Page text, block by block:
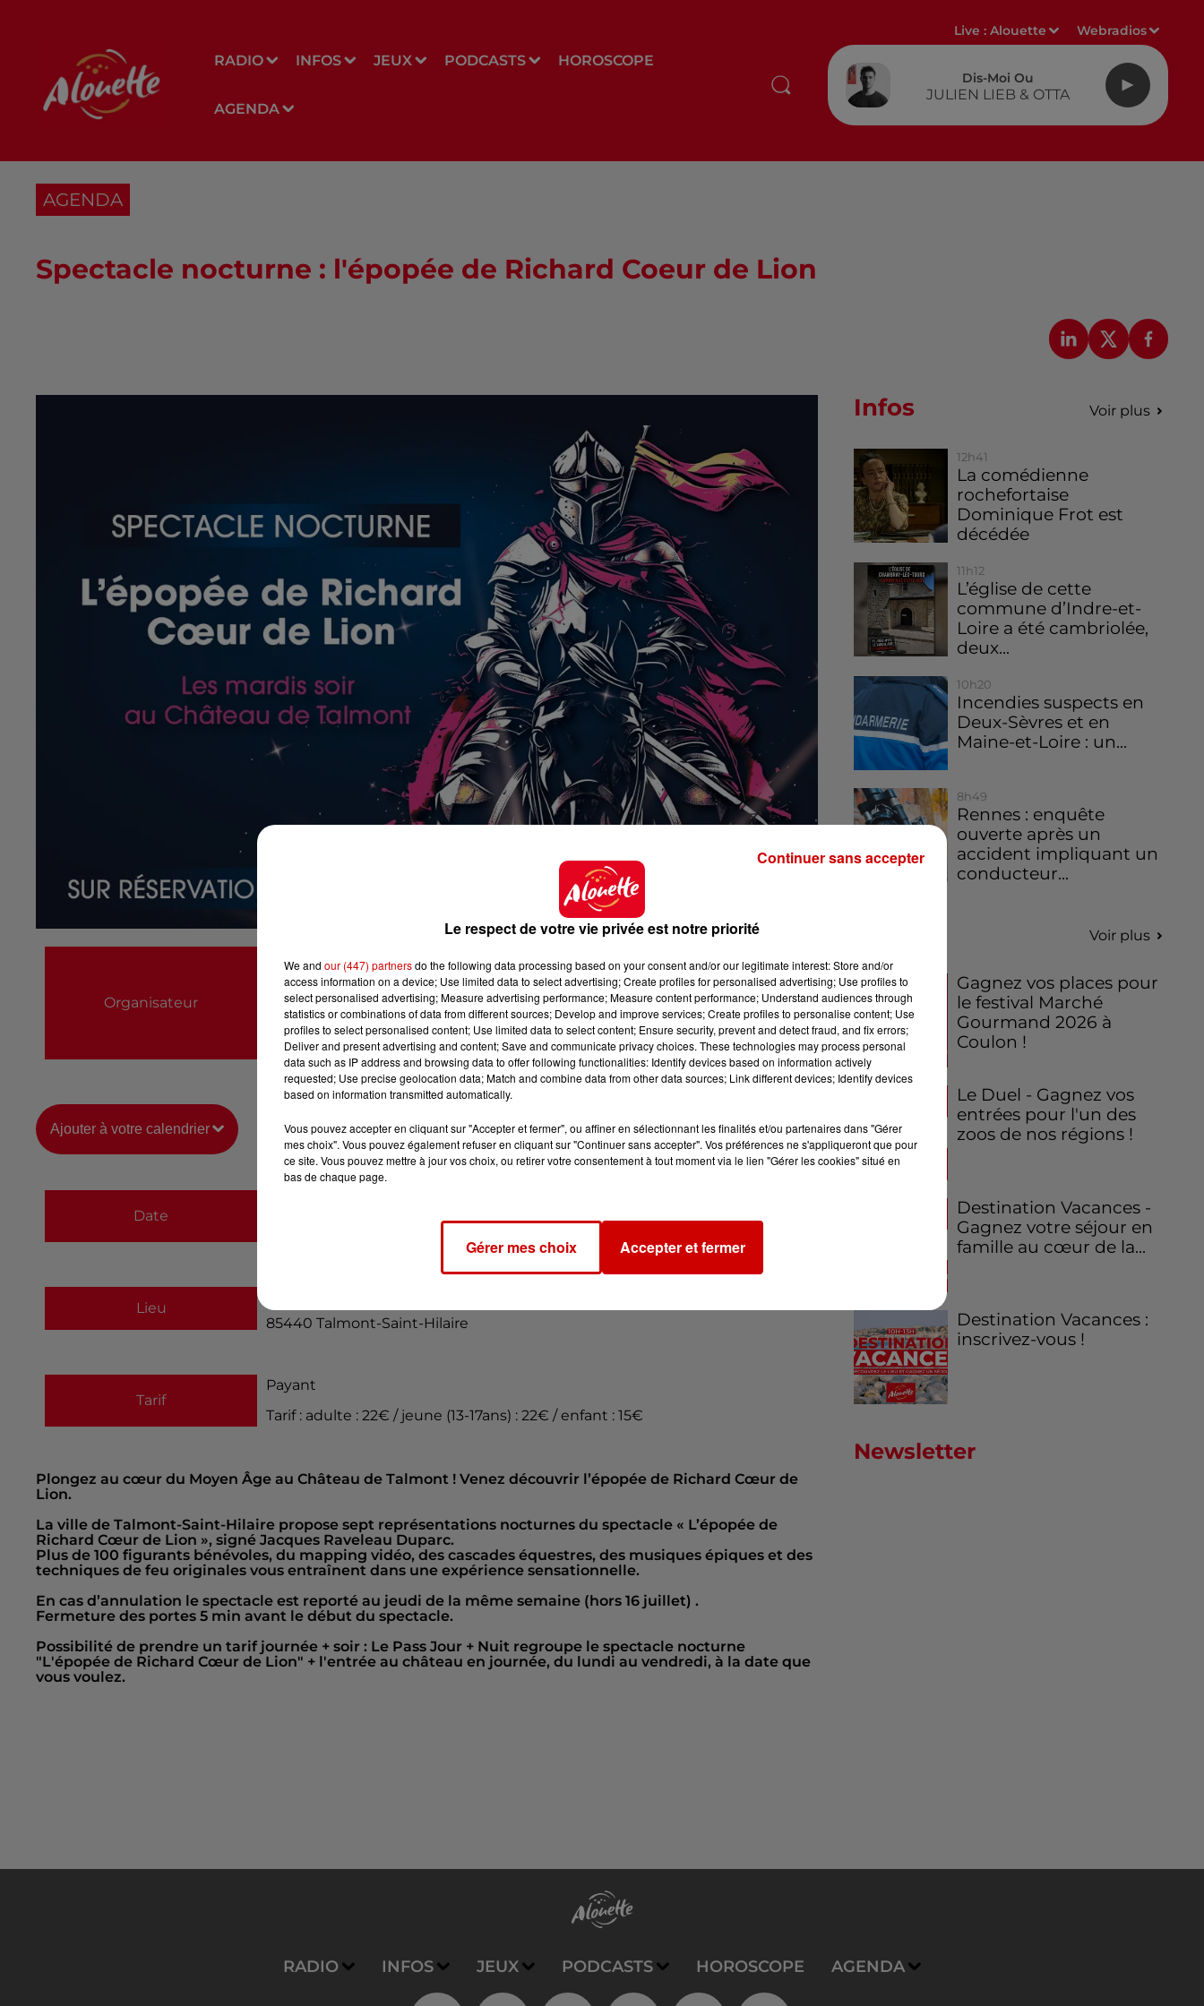
RADIO INFOS JEUX PODCASTS HOROSCOPE
AGENDA
Live :Alouette Webradios
Dis-Moi Ou
JULIEN LIEB & OTTA
AGENDA
Spectacle nocturne : l'épopée de Richard Coeur de Lion
Organisateur
0251902743
chateau@talmontsainthilaire.fr
https://web.digitick.com/ext/billetterie5/?site=chateautalmont
Ajouter à votre calendrier
Date
Lieu
85440 Talmont-Saint-Hilaire
Tarif
Payant
Tarif : adulte : 22€ / jeune (13-17ans) : 22€ / enfant : 15€
Plongez au cœur du Moyen Âge au Château de Talmont ! Venez découvrir l’épopée de Richard Cœur de
Lion.
La ville de Talmont-Saint-Hilaire propose sept représentations nocturnes du spectacle « L’épopée de
Richard Cœur de Lion », signé Jacques Raveleau Duparc.
Plus de 100 figurants bénévoles, du mapping vidéo, des cascades équestres, des musiques épiques et des
techniques de feu originales vous entraînent dans une expérience sensationnelle.
En cas d’annulation le spectacle est reporté au jeudi de la même semaine (hors 16 juillet) .
Fermeture des portes 5 min avant le début du spectacle.
Possibilité de prendre un tarif journée + soir : Le Pass Jour + Nuit regroupe le spectacle nocturne
"L'épopée de Richard Cœur de Lion" + l'entrée au château en journée, du lundi au vendredi, à la date que
vous voulez.
Infos Voir plus
12h41
La comédienne
rochefortaise
Dominique Frot est
décédée
11h12
L’église de cette
commune d’Indre-et-
Loire a été cambriolée,
deux...
10h20
Incendies suspects en
Deux-Sèvres et en
Maine-et-Loire : un...
8h49
Rennes : enquête
ouverte après un
accident impliquant un
conducteur...
Voir plus
Gagnez vos places pour
le festival Marché
Gourmand 2026 à
Coulon !
Le Duel - Gagnez vos
entrées pour l'un des
zoos de nos régions !
Destination Vacances -
Gagnez votre séjour en
famille au cœur de la...
Destination Vacances :
inscrivez-vous !
Newsletter
RADIO INFOS JEUX PODCASTS HOROSCOPE AGENDA
Le respect de votre vie privée est notre priorité
We and our (447) partnersdo the following data processing based on your consent and/or our legitimate interest: Store and/or
access information on a device; Use limited data to select advertising; Create profiles for personalised advertising; Use profiles to
select personalised advertising; Measure advertising performance; Measure content performance; Understand audiences through
statistics or combinations of data from different sources; Develop and improve services; Create profiles to personalise content; Use
profiles to select personalised content; Use limited data to select content; Ensure security, prevent and detect fraud, and fix errors;
Deliver and present advertising and content; Save and communicate privacy choices. These technologies may process personal
data such as IP address and browsing data to offer following functionalities: Identify devices based on information actively
requested; Use precise geolocation data; Match and combine data from other data sources; Link different devices; Identify devices
based on information transmitted automatically.
Vous pouvez accepter en cliquant sur "Accepter et fermer", ou affiner en sélectionnant les finalités et/ou partenaires dans "Gérer
mes choix". Vous pouvez également refuser en cliquant sur "Continuer sans accepter". Vos préférences ne s'appliqueront que pour
ce site. Vous pouvez mettre à jour vos choix, ou retirer votre consentement à tout moment via le lien "Gérer les cookies" situé en
bas de chaque page.
Gérer mes choix Accepter et fermer
Continuer sans accepter